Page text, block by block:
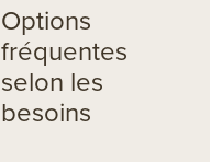
Options
fréquentes
selon les
besoins